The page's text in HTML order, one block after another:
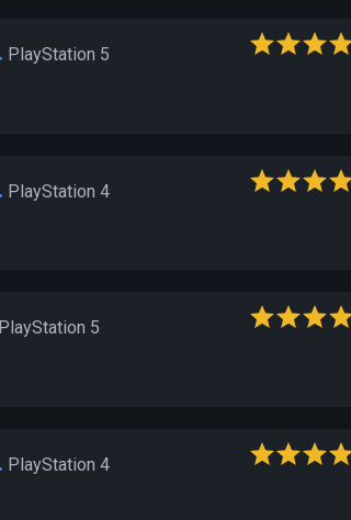
PlayStation 5
PlayStation 4
PlayStation 5
PlayStation 4